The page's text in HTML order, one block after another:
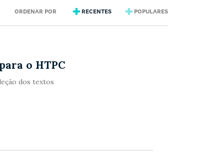
ORDENAR POR RECENTES POPULARES
o HTPC
dos textos